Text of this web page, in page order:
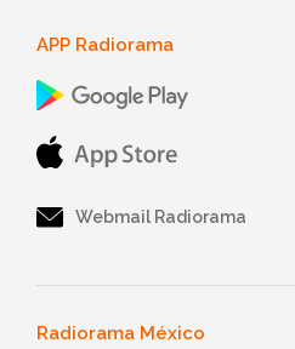
APP Radiorama
Webmail Radiorama
Radiorama México